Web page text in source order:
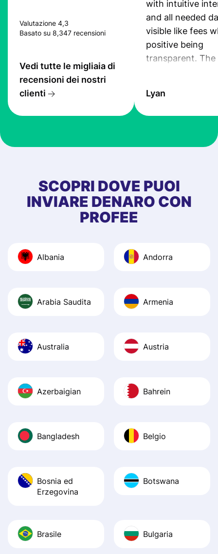
Valutazione 4,3
Basato su 8,347 recensioni
Vedi tutte le migliaia di
recensioni dei nostri
clienti
with intuitive
and all needed
visible like fees
positive being
transparent. The
the exchange
at Profee is very
first started
app, and they
quick to provide
Recommend it!
Lyan
SCOPRI DOVE PUOI
INVIARE DENARO CON
PROFEE
Albania Andorra
Arabia Saudita Armenia
Australia Austria
Azerbaigian Bahrein
Bangladesh Belgio
Bosnia ed
Erzegovina
Botswana
Brasile Bulgaria